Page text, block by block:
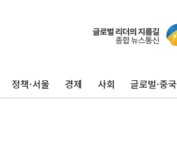
정책·서울 경제 사회 글로벌·중국